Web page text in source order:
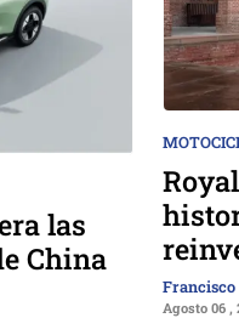
las
China
Agosto 06 ,